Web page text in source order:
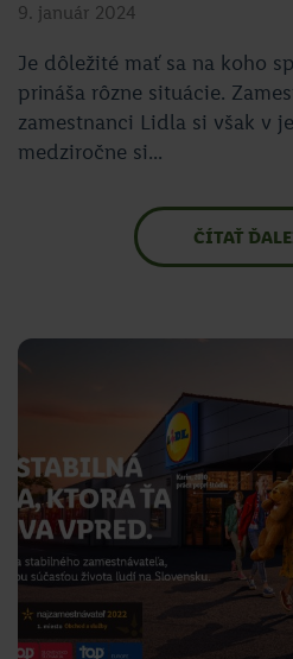
9. január 2024
Je dôležité mať sa na koho
prináša rôzne situácie.
zamestnanci Lidla si však v
medziročne si...
ČÍTAŤ